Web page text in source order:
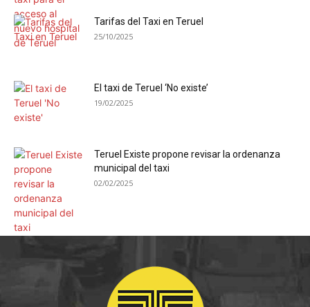
Tarifas del Taxi en Teruel
25/10/2025
El taxi de Teruel ‘No existe’
19/02/2025
Teruel Existe propone revisar la ordenanza
municipal del taxi
02/02/2025